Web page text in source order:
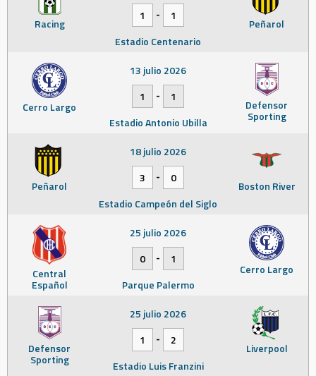
Racing Peñarol
1
-
1
Estadio Centenario
Cerro Largo Defensor
Sporting
13 julio 2026
1
-
1
Estadio Antonio Ubilla
Peñarol Boston River
18 julio 2026
3
-
0
Estadio Campeón del Siglo
Central
Español
Cerro Largo
25 julio 2026
0
-
1
Parque Palermo
Defensor
Sporting
Liverpool
25 julio 2026
1
-
2
Estadio Luis Franzini